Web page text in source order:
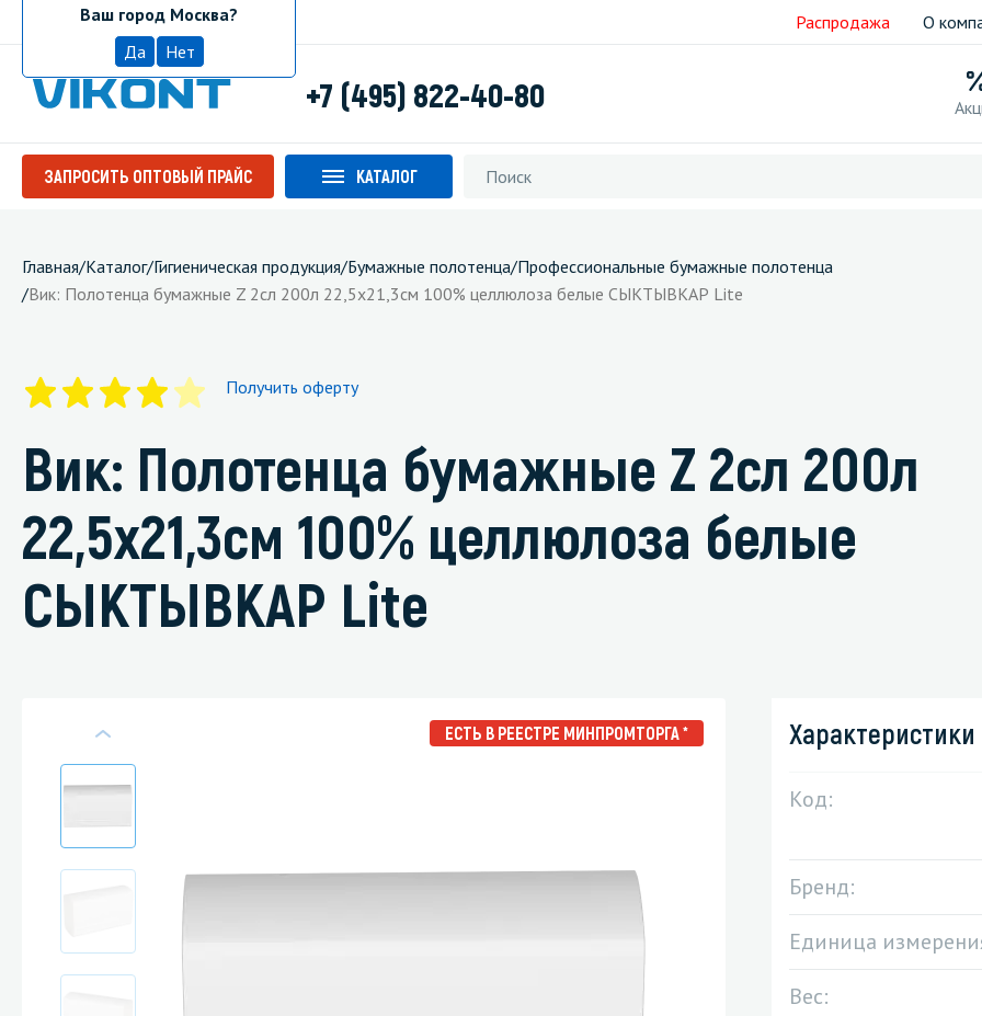
МоскваВаш город Москва?
Да
Нет
Распродажа О
+7 (495) 822-40-80
ЗАПРОСИТЬ ОПТОВЫЙ ПРАЙС КАТАЛОГ
Специализированные чистящие средства
Средства для очистки бассейнов
Средства для удаления граффити и
Средства для очистки
Средства для
Главная/Каталог/Гигиеническая продукция/Бумажные полотенца/Профессиональные бумажные полотенца
/Вик: Полотенца бумажные Z 2сл 200л 22,5х21,3см 100% целлюлоза белые СЫКТЫВКАР Lite
Получить оферту
Вик: Полотенца бумажные Z 2сл 200л
22,5х21,3см 100% целлюлоза белые
СЫКТЫВКАР Lite
ЕСТЬ В РЕЕСТРЕ МИНПРОМТОРГА * Характеристики
Код:
Бренд:
Единица
Вес: